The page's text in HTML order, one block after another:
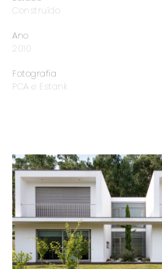
Construído
Ano
2010
Fotografia
PCA e Estank